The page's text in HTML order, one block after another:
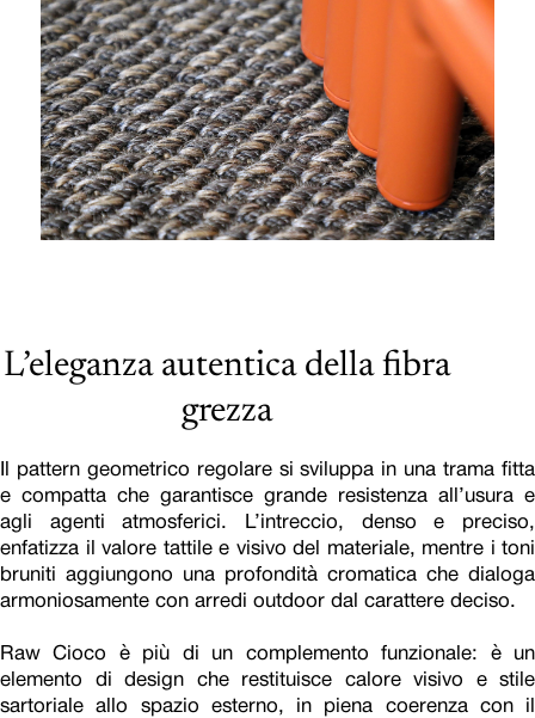
L’eleganza autentica della fibra
grezza
Il pattern geometrico regolare si sviluppa in una trama fitta
e compatta che garantisce grande resistenza all’usura e
agli agenti atmosferici. L’intreccio, denso e preciso,
enfatizza il valore tattile e visivo del materiale, mentre i toni
bruniti aggiungono una profondità cromatica che dialoga
armoniosamente con arredi outdoor dal carattere deciso.
Raw Cioco è più di un complemento funzionale: è un
elemento di design che restituisce calore visivo e stile
sartoriale allo spazio esterno, in piena coerenza con il